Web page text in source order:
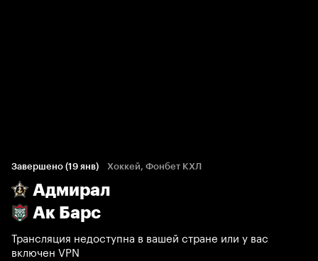
Завершено (19 янв) Хоккей, Фонбет КХЛ
Адмирал
Ак Барс
Трансляция недоступна в вашей стране или у вас
включен VPN
28%